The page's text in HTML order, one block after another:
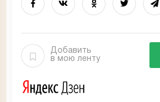
Добавить
в мою ленту